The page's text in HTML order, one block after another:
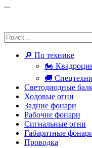
...
🔎 По технике
🏍
🚚
Светодиодные
Ходовые огни
Задние фонари
Рабочие фонари
Сигнальные огни
Габаритные
Проводка